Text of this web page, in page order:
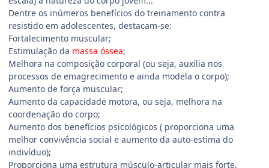
Dentre os inúmeros benefícios do treinamento contra
resistido em adolescentes, destacam-se:
Fortalecimento muscular;
Estimulação da massa óssea;
Melhora na composição corporal (ou seja, auxilia nos
processos de emagrecimento e ainda modela o corpo);
Aumento de força muscular;
Aumento da capacidade motora, ou seja, melhora na
coordenação do corpo;
Aumento dos benefícios psicológicos ( proporciona uma
melhor convivência social e aumento da auto-estima do
indivíduo);
Proporciona uma estrutura músculo-articular mais forte,